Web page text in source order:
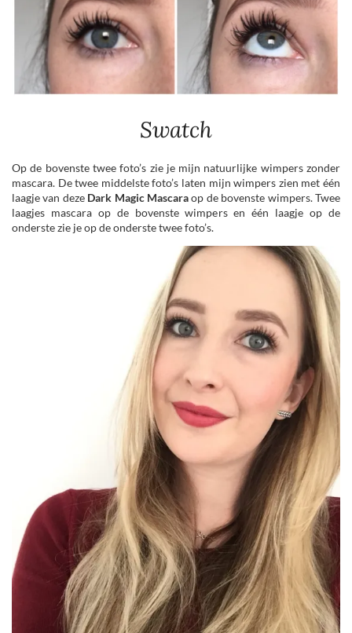
Swatch
Op de bovenste twee foto’s zie je mijn natuurlijke wimpers zonder
mascara. De twee middelste foto’s laten mijn wimpers zien met één
laagje van deze Dark Magic Mascaraop de bovenste wimpers. Twee
laagjes mascara op de bovenste wimpers en één laagje op de
onderste zie je op de onderste twee foto’s.